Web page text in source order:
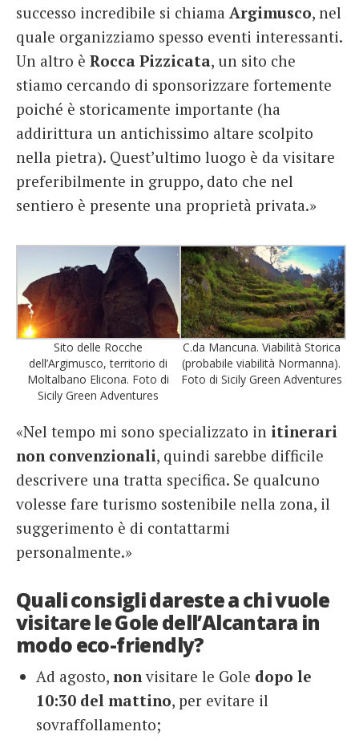
successo incredibile si chiama Argimusco, nel
quale organizziamo spesso eventi interessanti.
Un altro è Rocca Pizzicata, un sito che
stiamo cercando di sponsorizzare fortemente
poiché è storicamente importante (ha
addirittura un antichissimo altare scolpito
nella pietra). Quest’ultimo luogo è da visitare
preferibilmente in gruppo, dato che nel
sentiero è presente una proprietà privata.»
Sito delle Rocche
dell’Argimusco, territorio di
Moltalbano Elicona. Foto di
Sicily Green Adventures
C.da Mancuna. Viabilità Storica
(probabile viabilità Normanna).
Foto di Sicily Green Adventures
«Nel tempo mi sono specializzato in itinerari
non convenzionali, quindi sarebbe difficile
descrivere una tratta specifica. Se qualcuno
volesse fare turismo sostenibile nella zona, il
suggerimento è di contattarmi
personalmente.»
Quali consigli dareste a chi vuole
visitare le Gole dell’Alcantara in
modo eco-friendly?
Ad agosto, non visitare le Gole dopo le
10:30 del mattino, per evitare il
sovraffollamento;